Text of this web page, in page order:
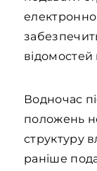
Водночас
положень
структуру
раніше